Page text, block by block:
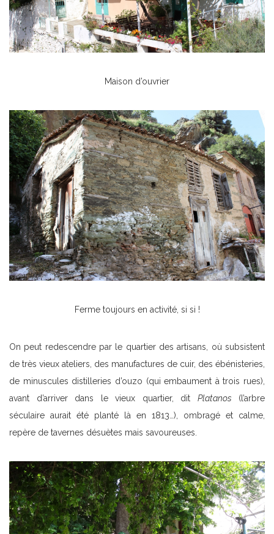
Maison d’ouvrier
Ferme toujours en activité, si si !
On peut redescendre par le quartier des artisans, où subsistent
de très vieux ateliers, des manufactures de cuir, des ébénisteries,
de minuscules distilleries d’ouzo (qui embaument à trois rues),
avant d’arriver dans le vieux quartier, dit Platanos (l’arbre
séculaire aurait été planté là en 1813…), ombragé et calme,
repère de tavernes désuètes mais savoureuses.